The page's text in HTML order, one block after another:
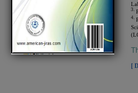
3.
4.
[